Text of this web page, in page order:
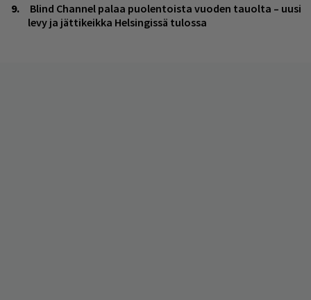
Blind Channel palaa puolentoista vuoden tauolta – uusi
levy ja jättikeikka Helsingissä tulossa